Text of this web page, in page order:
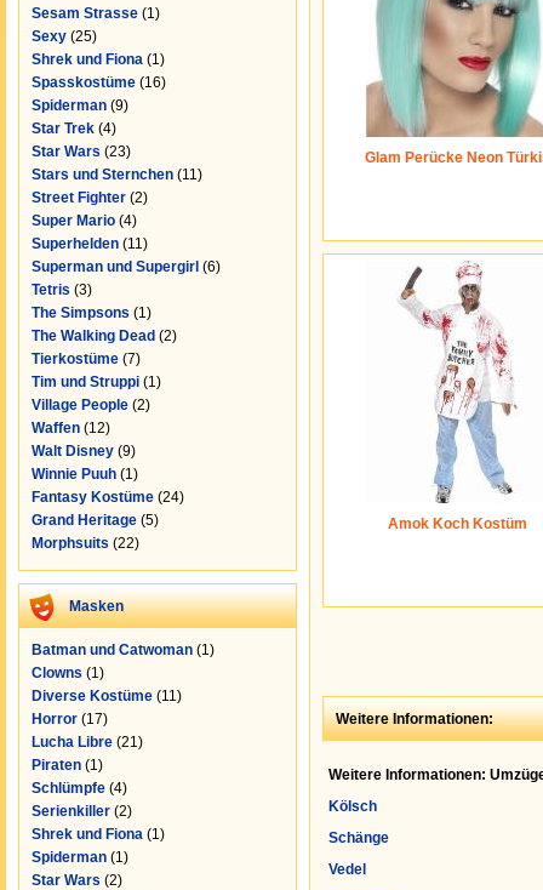
Sesam Strasse (1)
Sexy (25)
Shrek und Fiona (1)
Spasskostüme (16)
Spiderman (9)
Star Trek (4)
Star Wars (23)
Stars und Sternchen (11)
Street Fighter (2)
Super Mario (4)
Superhelden (11)
Superman und Supergirl (6)
Tetris (3)
The Simpsons (1)
The Walking Dead (2)
Tierkostüme (7)
Tim und Struppi (1)
Village People (2)
Waffen (12)
Walt Disney (9)
Winnie Puuh (1)
Fantasy Kostüme (24)
Grand Heritage (5)
Morphsuits (22)
Masken
Batman und Catwoman (1)
Clowns (1)
Diverse Kostüme (11)
Horror (17)
Lucha Libre (21)
Piraten (1)
Schlümpfe (4)
Serienkiller (2)
Shrek und Fiona (1)
Spiderman (1)
Star Wars (2)
Glam Perücke Neon
Amok Koch Kostüm
Weitere Informationen:
Weitere Informationen:
Kölsch
Schänge
Vedel